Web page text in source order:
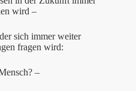
wird –
sich immer weiter
fragen wird:
–